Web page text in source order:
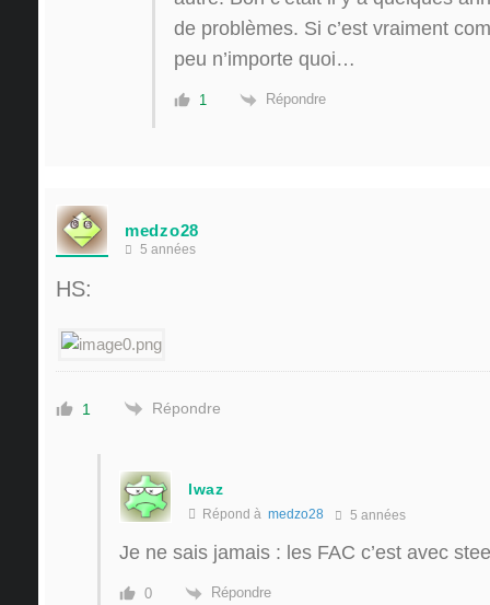
de problèmes. Si c’est vraiment
peu n’importe quoi…
1 Répondre
medzo28
5 années
HS:
1 Répondre
lwaz
Répond à medzo28 5 années
Je ne sais jamais : les FAC c’est avec
0 Répondre